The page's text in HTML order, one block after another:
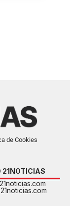
de Cookies
21NOTICIAS